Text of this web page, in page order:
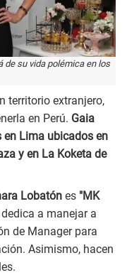
de su vida polémica en los
territorio extranjero,
en Perú. Gaia
en Lima ubicados en
y en La Koketa de
Lobatón es "MK
a manejar a
de Manager para
Asimismo, hacen